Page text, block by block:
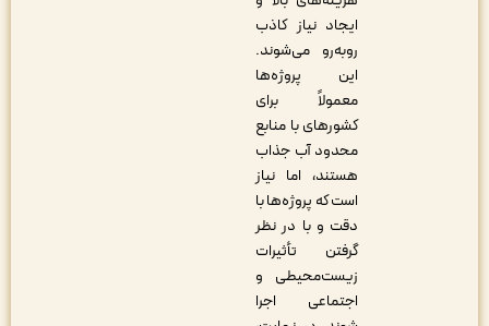
ایجاد نیاز کاذب
روبه‌رو می‌شوند.
این پروژه‌ها
معمولاً برای
کشورهای با منابع
محدود آب جذاب
هستند، اما نیاز
است که پروژه‌ها با
دقت و با در نظر
گرفتن تأثیرات
زیست‌محیطی و
اجتماعی اجرا